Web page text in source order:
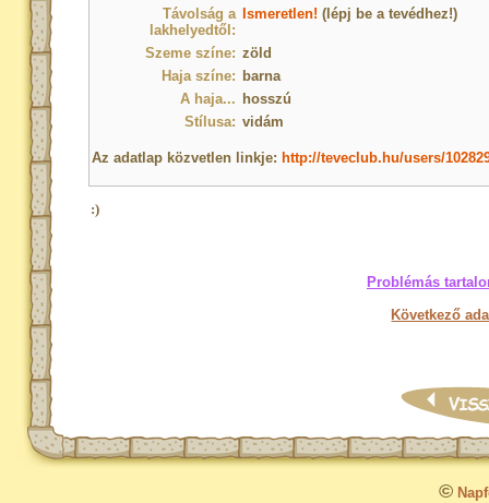
Távolság a
lakhelyedtől:
Ismeretlen! (lépj be a tevédhez!)
Szeme színe: zöld
Haja színe: barna
A haja... hosszú
Stílusa: vidám
Az adatlap közvetlen linkje: http://teveclub.hu/users/
:)
Problémás
Következő
©